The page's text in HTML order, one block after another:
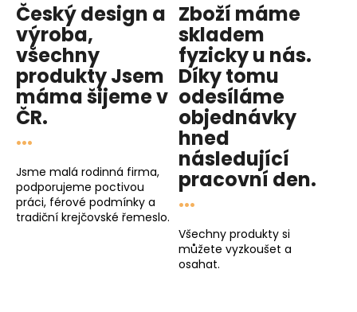
Český design a
výroba,
všechny
produktyJsem
mámašijeme v
ČR.
...
Jsme malá rodinná firma,
podporujeme poctivou
práci, férové podmínky a
tradiční krejčovské řemeslo.
Zboží máme
skladem
fyzicky u nás.
Díky tomu
odesíláme
objednávky
hned
následující
pracovní den.
...
Všechny produkty si
můžete vyzkoušet a
osahat.